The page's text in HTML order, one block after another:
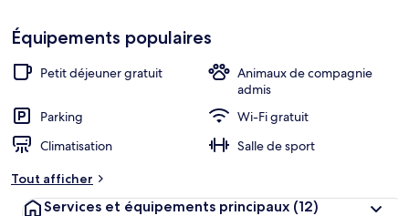
Équipements populaires
Petit déjeuner gratuit
Animaux de compagnie
admis
Parking
Wi-Fi gratuit
Climatisation
Salle de sport
Tout afficher
Services et équipements principaux (12)